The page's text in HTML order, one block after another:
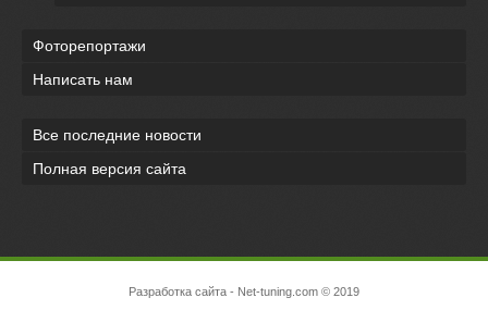
Фоторепортажи
Написать нам
Все последние новости
Полная версия сайта
Разработка сайта - Net-tuning.com © 2019